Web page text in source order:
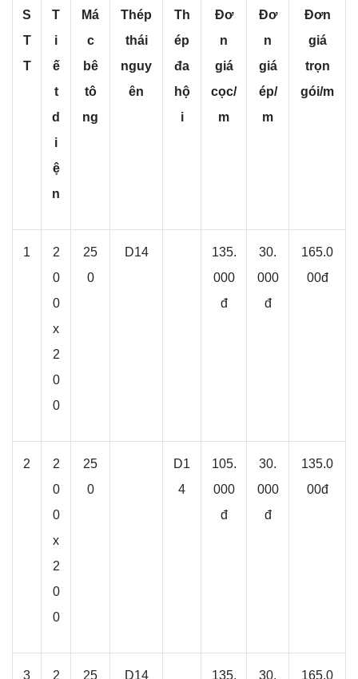
S
T
T
T
i
ế
t
d
i
ệ
n
Má
c
bê
tô
ng
Thép
thái
nguy
ên
Th
ép
đa
hộ
i
Đơ
n
giá
cọc/
m
Đơ
n
giá
ép/
m
Đơn
giá
trọn
gói/m
1
2
0
0
x
2
0
0
25
0
D14
135.
000
đ
30.
000
đ
165.0
00đ
2
2
0
0
x
2
0
0
25
0
D1
4
105.
000
đ
30.
000
đ
135.0
00đ
3
2
25
D14
135.
30.
165.0